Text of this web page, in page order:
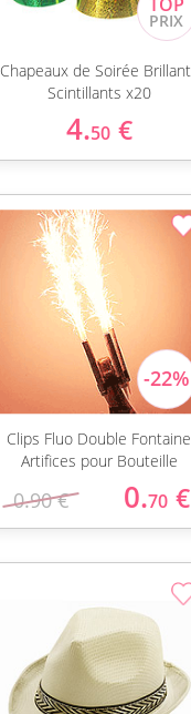
Chapeaux de Soirée
Scintillants x20
4.50 €
Clips Fluo Double Fontaine
Artifices pour Bouteille
0.90 € 0.70 €